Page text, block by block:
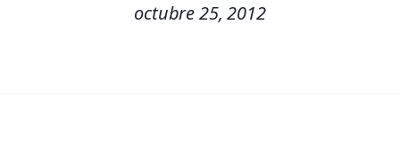
octubre 25, 2012